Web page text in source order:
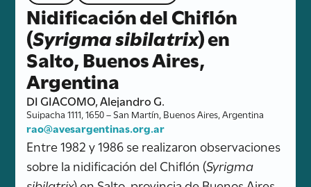
Nidificación del Chiflón
(Syrigma sibilatrix) en
Salto, Buenos Aires,
Argentina
DI GIACOMO, Alejandro G.
Suipacha 1111, 1650 – San Martín, Buenos Aires, Argentina
rao@avesargentinas.org.ar
Entre 1982 y 1986 se realizaron observaciones
sobre la nidificación del Chiflón (Syrigma